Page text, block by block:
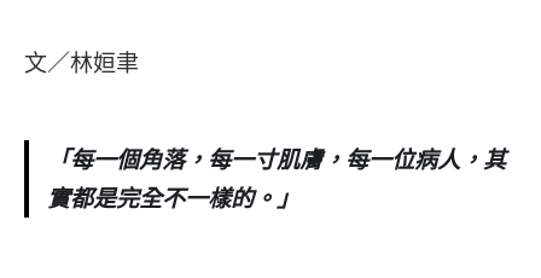
文／林姮聿
「每一個角落，每一寸肌膚，每一位病人，其
實都是完全不一樣的。」